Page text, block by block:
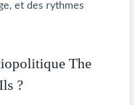
et des rythmes
The
?